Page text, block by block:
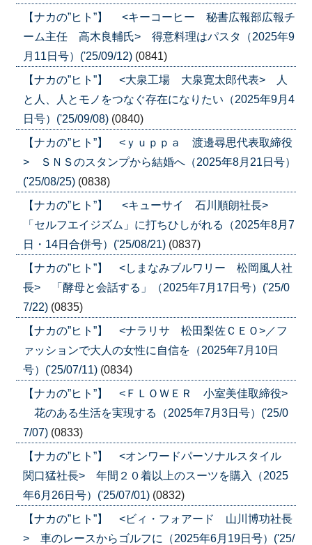
【ナカの”ヒト”】 <キーコーヒー 秘書広報部広報チ
ーム主任 高木良輔氏> 得意料理はパスタ（2025年9
月11日号）('25/09/12) (0841)
【ナカの”ヒト”】 <大泉工場 大泉寛太郎代表> 人
と人、人とモノをつなぐ存在になりたい（2025年9月4
日号）('25/09/08) (0840)
【ナカの”ヒト”】 <ｙｕｐｐａ 渡邊尋思代表取締役
> ＳＮＳのスタンプから結婚へ（2025年8月21日号）
('25/08/25) (0838)
【ナカの”ヒト”】 <キューサイ 石川順朗社長>
「セルフエイジズム」に打ちひしがれる（2025年8月7
日・14日合併号）('25/08/21) (0837)
【ナカの”ヒト”】 <しまなみブルワリー 松岡風人社
長> 「酵母と会話する」（2025年7月17日号）('25/0
7/22) (0835)
【ナカの”ヒト”】 <ナラリサ 松田梨佐ＣＥＯ>／フ
ァッションで大人の女性に自信を（2025年7月10日
号）('25/07/11) (0834)
【ナカの”ヒト”】 <ＦＬＯＷＥＲ 小室美佳取締役>
花のある生活を実現する（2025年7月3日号）('25/0
7/07) (0833)
【ナカの”ヒト”】 <オンワードパーソナルスタイル
関口猛社長> 年間２０着以上のスーツを購入（2025
年6月26日号）('25/07/01) (0832)
【ナカの”ヒト”】 <ビィ・フォアード 山川博功社長
> 車のレースからゴルフに（2025年6月19日号）('25/